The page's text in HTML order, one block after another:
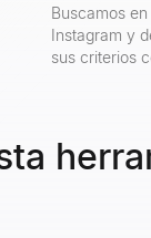
Buscamos
Instagram y
sus criterios